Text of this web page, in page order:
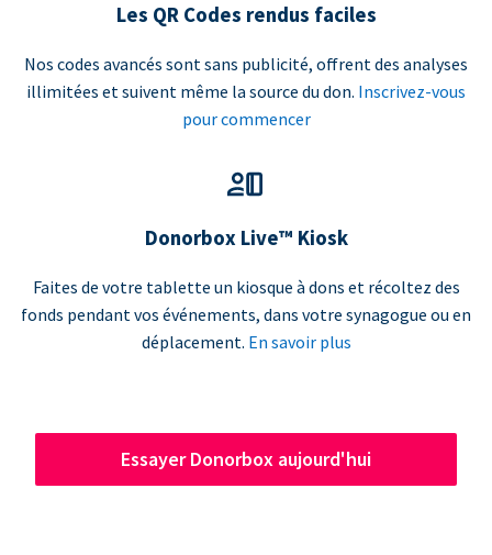
Les QR Codes rendus faciles
Nos codes avancés sont sans publicité, offrent des analyses
illimitées et suivent même la source du don. Inscrivez-vous
pour commencer
Donorbox Live™ Kiosk
Faites de votre tablette un kiosque à dons et récoltez des
fonds pendant vos événements, dans votre synagogue ou en
déplacement. En savoir plus
Essayer Donorbox aujourd'hui